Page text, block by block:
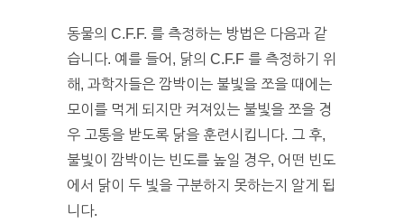
동물의 C.F.F. 를 측정하는 방법은 다음과 같
습니다. 예를 들어, 닭의 C.F.F 를 측정하기 위
해, 과학자들은 깜박이는 불빛을 쪼을 때에는
모이를 먹게 되지만 켜져있는 불빛을 쪼을 경
우 고통을 받도록 닭을 훈련시킵니다. 그 후,
불빛이 깜박이는 빈도를 높일 경우, 어떤 빈도
에서 닭이 두 빛을 구분하지 못하는지 알게 됩
니다.